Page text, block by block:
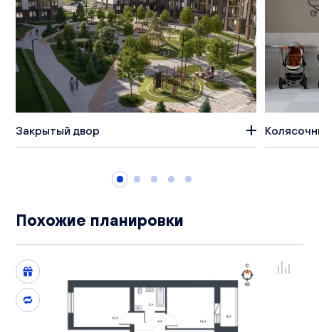
Закрытый двор
Похожие планировки